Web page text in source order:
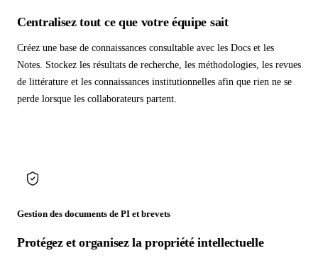
Centralisez tout ce que votre équipe sait
Créez une base de connaissances consultable avec les Docs et les
Notes. Stockez les résultats de recherche, les méthodologies, les revues
de littérature et les connaissances institutionnelles afin que rien ne se
perde lorsque les collaborateurs partent.
Gestion des documents de PI et brevets
Protégez et organisez la propriété intellectuelle